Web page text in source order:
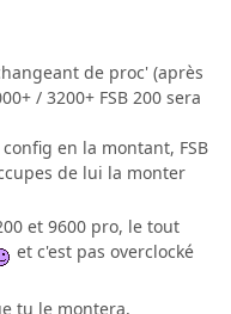
de proc' (après
/ 3200+ FSB 200 sera
en la montant, FSB
de lui la monter
et 9600 pro, le tout
et c'est pas overclocké
tu le montera,